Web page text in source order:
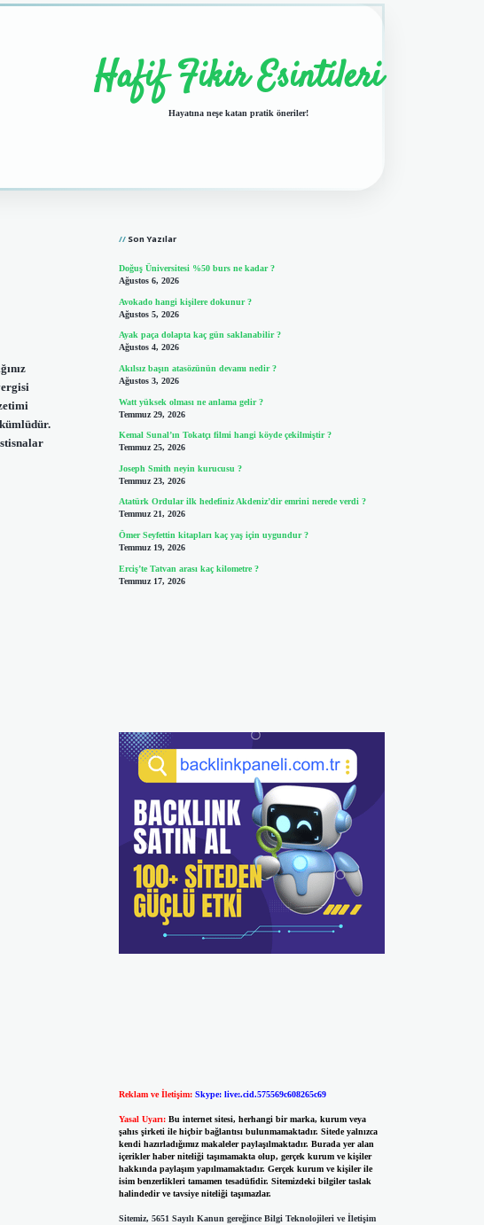
Hafif Fikir Esintileri
Hayatına neşe katan pratik öneriler!
Son Yazılar
Doğuş Üniversitesi %50 burs ne kadar ?
Ağustos 6, 2026
Avokado hangi kişilere dokunur ?
Ağustos 5, 2026
Ayak paça dolapta kaç gün saklanabilir ?
Ağustos 4, 2026
Akılsız başın atasözünün devamı nedir ?
Ağustos 3, 2026
Watt yüksek olması ne anlama gelir ?
Temmuz 29, 2026
Kemal Sunal’ın Tokatçı filmi hangi köyde çekilmiştir ?
Temmuz 25, 2026
Joseph Smith neyin kurucusu ?
Temmuz 23, 2026
Atatürk Ordular ilk hedefiniz Akdeniz’dir emrini nerede verdi ?
Temmuz 21, 2026
Ömer Seyfettin kitapları kaç yaş için uygundur ?
Temmuz 19, 2026
Erciş’te Tatvan arası kaç kilometre ?
Temmuz 17, 2026
Reklam ve İletişim: Skype: live:.cid.575569c608265c69
Yasal Uyarı: Bu internet sitesi, herhangi bir marka, kurum veya
şahıs şirketi ile hiçbir bağlantısı bulunmamaktadır. Sitede yalnızca
kendi hazırladığımız makaleler paylaşılmaktadır. Burada yer alan
içerikler haber niteliği taşımamakta olup, gerçek kurum ve kişiler
hakkında paylaşım yapılmamaktadır. Gerçek kurum ve kişiler ile
isim benzerlikleri tamamen tesadüfidir. Sitemizdeki bilgiler taslak
halindedir ve tavsiye niteliği taşımazlar.
Sitemiz, 5651 Sayılı Kanun gereğince Bilgi Teknolojileri ve İletişim